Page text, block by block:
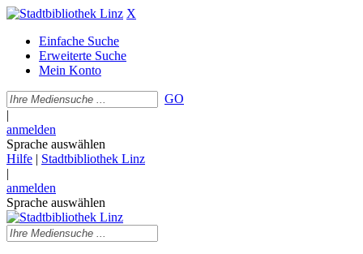
X
Einfache Suche
Erweiterte Suche
Mein Konto
GO
|
anmelden
Sprache auswählen
Hilfe | Stadtbibliothek Linz
|
anmelden
Sprache auswählen